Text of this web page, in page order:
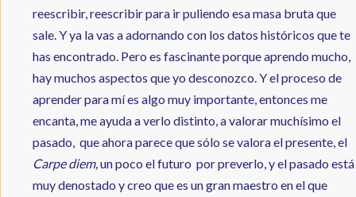
reescribir, reescribir para ir puliendo esa masa bruta que
sale. Y ya la vas a adornando con los datos históricos que te
has encontrado. Pero es fascinante porque aprendo mucho,
hay muchos aspectos que yo desconozco. Y el proceso de
aprender para mí es algo muy importante, entonces me
encanta, me ayuda a verlo distinto, a valorar muchísimo el
pasado, que ahora parece que sólo se valora el presente, el
Carpe diem,un poco el futuro por preverlo, y el pasado está
muy denostado y creo que es un gran maestro en el que